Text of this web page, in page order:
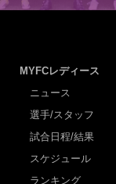
MYFCレディース
ニュース
選手/スタッフ
試合日程/結果
スケジュール
ランキング